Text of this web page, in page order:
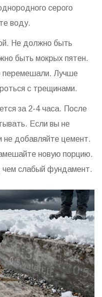
серого
воду.
Не должно быть
быть мокрых пятен.
перемешали. Лучше
с трещинами.
за 2-4 часа. После
Если вы не
не добавляйте цемент.
новую порцию.
слабый фундамент.